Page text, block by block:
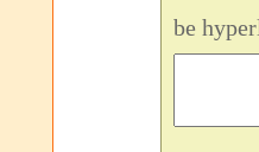
be